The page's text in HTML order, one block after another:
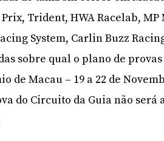
Trident, HWA Racelab,
System, Carlin Buzz
sobre qual o plano de
de Macau – 19 a 22 de
do Circuito da Guia não será